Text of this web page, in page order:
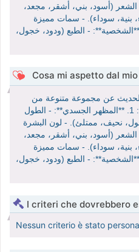
الشعر (أسود، بني، أشقر، مجعد،
بنية، سوداء). - سمات مميزة
(ندوب، وشوم، نظارات، لحية). 2. **الشخصية**: - الطبع (ودود، خجول،
Cosa mi aspetto dal
عن مجموعة متنوعة من
الصفات والمظاهر التي تميزه، مثل: 1. **المظهر الجسدي**: - الطول
نحيف، ممتلئ). - لون البشرة
الشعر (أسود، بني، أشقر، مجعد،
بنية، سوداء). - سمات مميزة
(ندوب، وشوم، نظارات، لحية). 2. **الشخصية**: - الطبع (ودود، خجول،
I criteri che dovrebbero
Nessun criterio è stato